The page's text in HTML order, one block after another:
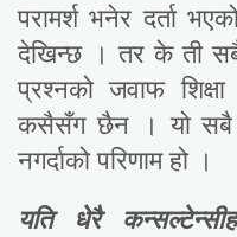
परामर्श भनेर दर्ता
देखिन्छ । तर के ती
प्रश्नको जवाफ
कसैसँग छैन । यो सबै
नगर्दाको परिणाम हो ।
यति धेरै